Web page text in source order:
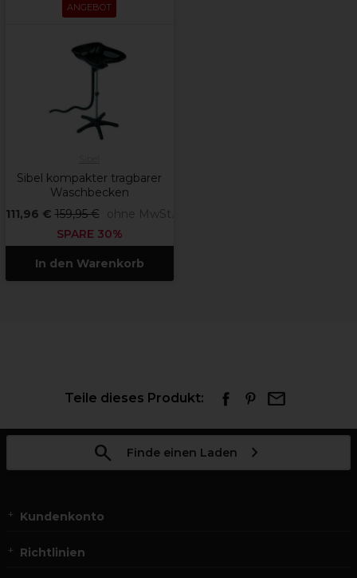
ANGEBOT
Sibel kompakter tragbarer
Waschbecken
111,96 € 159,95 €
ohne MwSt.
SPARE 30%
In den Warenkorb
Teile dieses Produkt:
Finde einen Laden
Kundenkonto
Richtlinien